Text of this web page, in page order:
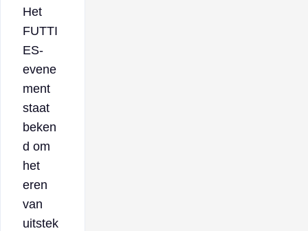
Het
FUTTI
ES-
evene
ment
staat
beken
d om
het
eren
van
uitstek